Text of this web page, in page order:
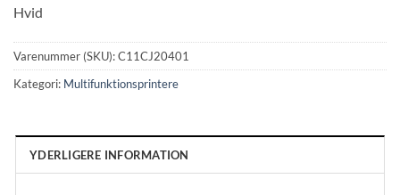
Hvid
Varenummer (SKU):C11CJ20401
Kategori: Multifunktionsprintere
YDERLIGERE INFORMATION